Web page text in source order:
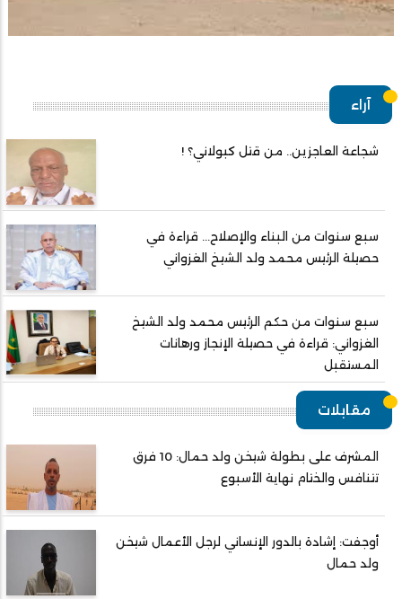
آراء
شجاعة العاجزين.. من قتل كبولاني؟ !
سبع سنوات من البناء والإصلاح... قراءة في
حصيلة الرئيس محمد ولد الشيخ الغزواني
سبع سنوات من حكم الرئيس محمد ولد الشيخ
الغزواني: قراءة في حصيلة الإنجاز ورهانات
المستقبل
مقابلات
المشرف على بطولة شيخن ولد حمال: 10 فرق
تتنافس والختام نهاية الأسبوع
أوجفت: إشادة بالدور الإنساني لرجل الأعمال شيخن
ولد حمال